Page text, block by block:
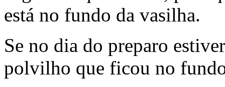
está no fundo da vasilha.
Se no dia do preparo
polvilho que ficou no